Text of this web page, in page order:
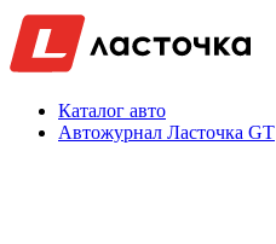
Каталог авто
Автожурнал Ласточка GT